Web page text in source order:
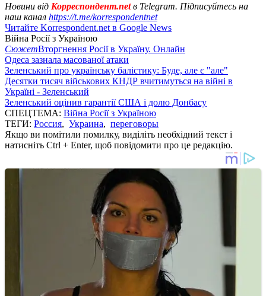
Новини від Корреспондент.netв Telegram. Підписуйтесь на
наш канал https://t.me/korrespondentnet
Читайте Korrespondent.net в Google News
Війна Росії з Україною
СюжетВторгнення Росії в Україну. Онлайн
Одеса зазнала масованої атаки
Зеленський про українську балістику: Буде, але є "але"
Десятки тисяч військових КНДР вчитимуться на війні в
Україні - Зеленський
Зеленський оцінив гарантії США і долю Донбасу
СПЕЦТЕМА: Війна Росії з Україною
ТЕГИ: Россия, Украина, переговоры
Якщо ви помітили помилку, виділіть необхідний текст і
натисніть Ctrl + Enter, щоб повідомити про це редакцію.